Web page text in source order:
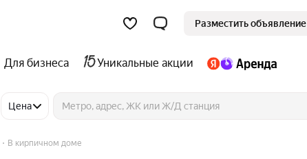
Разместить объявление
Для бизнеса Уникальные акции
Цена
В кирпичном доме